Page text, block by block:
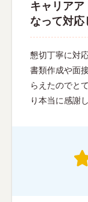
キャリアア
なって対応
懇切丁寧に対
書類作成や面
らえたのでと
り本当に感謝